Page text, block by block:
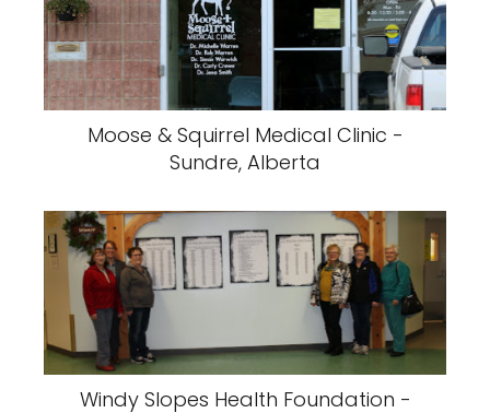
Moose & Squirrel Medical Clinic -
Sundre, Alberta
Windy Slopes Health Foundation -